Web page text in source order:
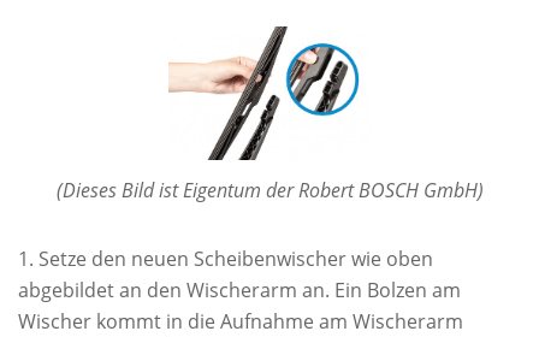
(Dieses Bild ist Eigentum der Robert BOSCH GmbH)
Setze den neuen Scheibenwischer wie oben
abgebildet an den Wischerarm an. Ein Bolzen am
Wischer kommt in die Aufnahme am Wischerarm